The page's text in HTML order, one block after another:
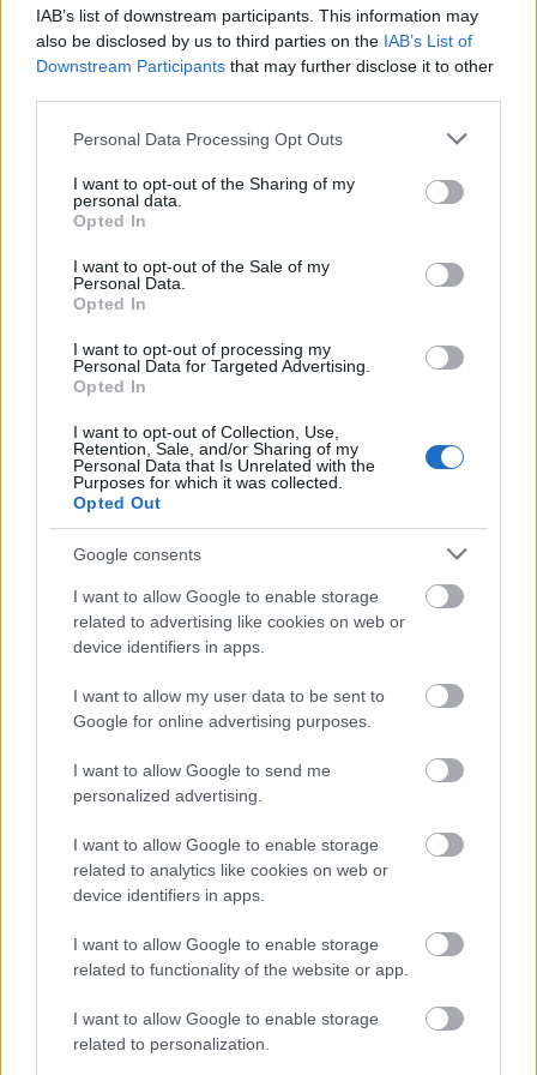
IAB’s list of downstream participants. This information may
also be disclosed by us to third parties on the IAB’s List of
Downstream Participants that may further disclose it to other
Please note that this website/app uses one or more Google
not limited to your visit or usage behaviour. You may click to
grant or deny consent to Google and its third-party tags to
use your data for below specified purposes in below Google
consent section.
Personal Data Processing Opt Outs
I want to opt-out of the Sharing of my
personal data.
Opted In
I want to opt-out of the Sale of my
Personal Data.
Opted In
I want to opt-out of processing my
Personal Data for Targeted Advertising.
Opted In
I want to opt-out of Collection, Use,
Retention, Sale, and/or Sharing of my
Personal Data that Is Unrelated with the
Purposes for which it was collected.
Opted Out
Google consents
I want to allow Google to enable storage
related to advertising like cookies on web or
device identifiers in apps.
I want to allow my user data to be sent to
Google for online advertising purposes.
I want to allow Google to send me
personalized advertising.
I want to allow Google to enable storage
related to analytics like cookies on web or
device identifiers in apps.
I want to allow Google to enable storage
related to functionality of the website or app.
I want to allow Google to enable storage
related to personalization.
Γιατί το Βόρειο Σέλας θα είναι τόσο ορατό το 2024;
23 Ιανουαρίου 2024, 11:03
Το 2024 θα είναι μια καλή χρονιά για τις θεάσεις του βόρειου σέλας. Γιατί...
Το Βόρειο Σέλας θάμπωσε τους ουρανούς της Ευρώπης από το
Ελλάδα – Πως έγινε...
8 Νοεμβρίου 2023, 10:20
μέχρι τη Βουλγαρία!...